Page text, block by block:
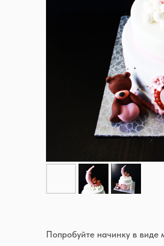
Попробуйте начинку в виде